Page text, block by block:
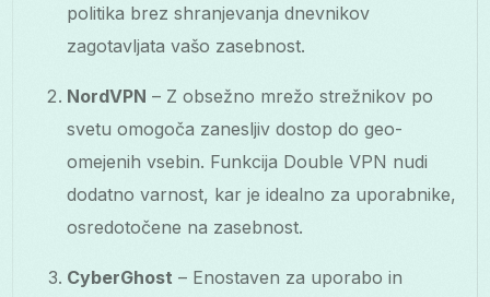
politika brez shranjevanja dnevnikov
zagotavljata vašo zasebnost.
NordVPN – Z obsežno mrežo strežnikov po
svetu omogoča zanesljiv dostop do geo-
omejenih vsebin. Funkcija Double VPN nudi
dodatno varnost, kar je idealno za uporabnike,
osredotočene na zasebnost.
CyberGhost – Enostaven za uporabo in